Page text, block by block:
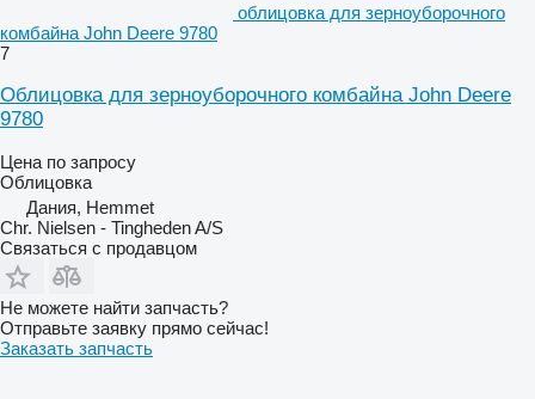
облицовка для зерноуборочного
комбайна John Deere 9780
7
Облицовка для зерноуборочного комбайна John Deere
9780
Цена по запросу
Облицовка
Дания, Hemmet
Chr. Nielsen - Tingheden A/S
Связаться с продавцом
Не можете найти запчасть?
Отправьте заявку прямо сейчас!
Заказать запчасть